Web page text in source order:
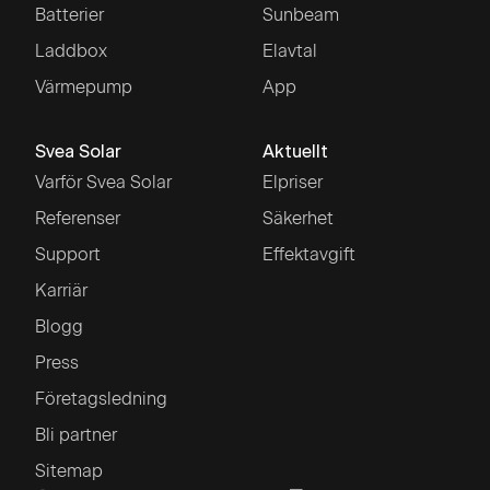
Batterier
Laddbox
Värmepump
Sunbeam
Elavtal
App
Svea Solar
Varför Svea Solar
Referenser
Support
Karriär
Blogg
Press
Företagsledning
Bli partner
Sitemap
Aktuellt
Elpriser
Säkerhet
Effektavgift